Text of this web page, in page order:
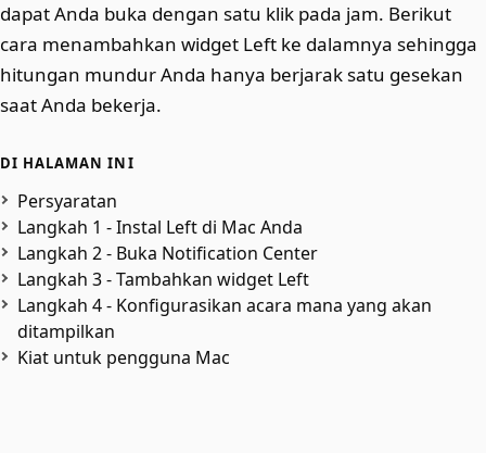
dapat Anda buka dengan satu klik pada jam. Berikut
cara menambahkan widget Left ke dalamnya sehingga
hitungan mundur Anda hanya berjarak satu gesekan
saat Anda bekerja.
DI HALAMAN INI
Persyaratan
Langkah 1 - Instal Left di Mac Anda
Langkah 2 - Buka Notification Center
Langkah 3 - Tambahkan widget Left
Langkah 4 - Konfigurasikan acara mana yang akan
ditampilkan
Kiat untuk pengguna Mac